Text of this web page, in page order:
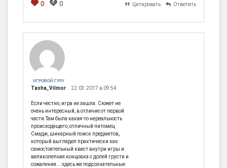
0 0 Цитировать Ответить
ИГРОВОЙ ГУРУ
Tasha_Vilmor 22.03.2017 в 09:54
Если честно, игра не зашла. Сюжет не
очень интересный, в отличие от первой
части.Там была какая-то нереальность
происходящего, отличный питомец
Смадж, шикарный поиск предметов,
который выглядел практически как
самостоятельный квест внутри игры и
великолепная концовка с долей грусти и
сожаления... здесь же подсознательные